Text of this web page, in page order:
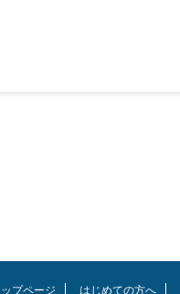
ップページ はじめての方へ